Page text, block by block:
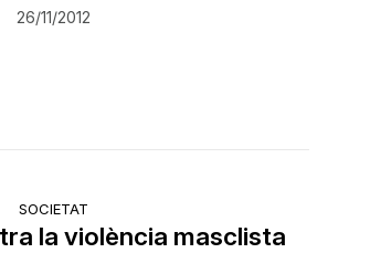
26/11/2012
SOCIETAT
la violència masclista